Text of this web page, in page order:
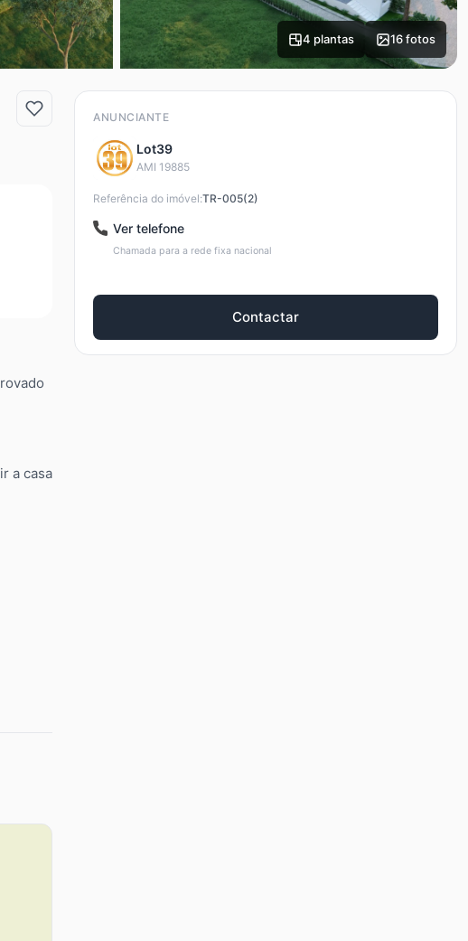
4 plantas 16 fotos
a casa
ANUNCIANTE
Lot39
AMI 19885
Referência do imóvel:TR-005(2)
Ver telefone
Chamada para a rede fixa nacional
Contactar